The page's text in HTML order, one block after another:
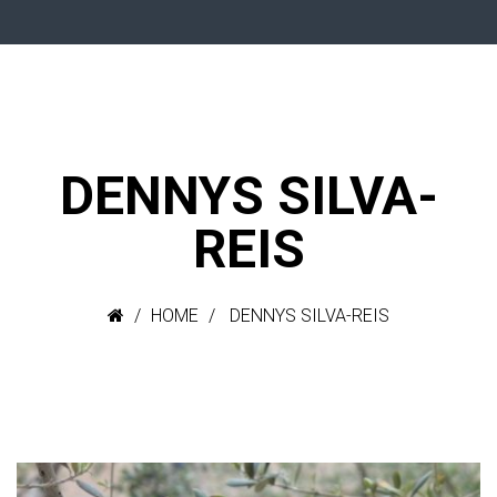
DENNYS SILVA-
REIS
HOME DENNYS SILVA-REIS